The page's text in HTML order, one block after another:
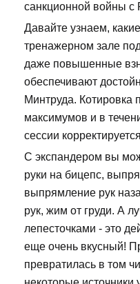
санкционной войны с
Давайте узнаем,
тренажерном зале
даже повышенные
обеспечивают
Минтруда. Котировка
максимумов и в
сессии
С экспандером вы
руки на бицепс,
выпрямление рук
рук, жим от груди. А
лепесточками - это
еще очень вкусный!
превратилась в том